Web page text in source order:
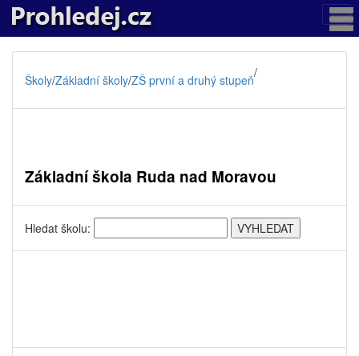
Školy/Základní školy/ZŠ první a druhý stupeň/
Základní škola Ruda nad Moravou
Hledat školu: